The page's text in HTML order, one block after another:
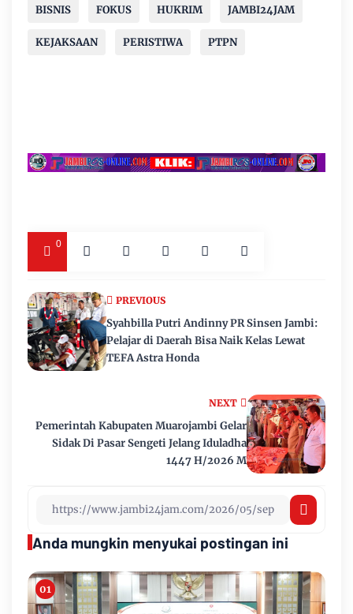
BISNIS FOKUS HUKRIM JAMBI24JAM
KEJAKSAAN PERISTIWA PTPN
0
NEXT
Pemerintah Kabupaten Muarojambi Gelar
Sidak Di Pasar Sengeti Jelang Iduladha
1447 H/2026 M
PREVIOUS
Syahbilla Putri Andinny PR Sinsen Jambi:
Pelajar di Daerah Bisa Naik Kelas Lewat
TEFA Astra Honda
Anda mungkin menyukai postingan ini